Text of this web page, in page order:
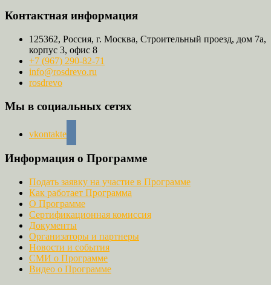
Контактная информация
125362, Россия, г. Москва, Строительный проезд, дом 7а,
корпус 3, офис 8
+7 (967) 290-82-71
info@rosdrevo.ru
rosdrevo
Мы в социальных сетях
vkontakte
Информация о Программе
Подать заявку на участие в Программе
Как работает Программа
О Программе
Сертификационная комиссия
Документы
Организаторы и партнеры
Новости и события
СМИ о Программе
Видео о Программе